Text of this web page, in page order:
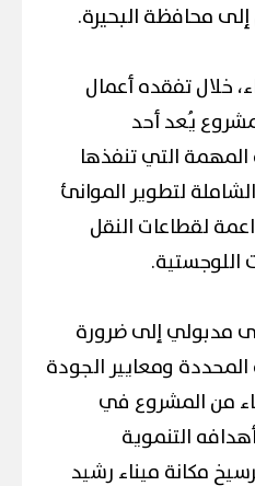
إلى محافظة البحيرة.
خلال تفقده أعمال
يُعد أحد
المهمة التي تنفذها
لتطوير الموانئ
لقطاعات النقل
اللوجستية.
مدبولي إلى ضرورة
المحددة ومعايير الجودة
من المشروع في
التنموية
مكانة ميناء رشيد